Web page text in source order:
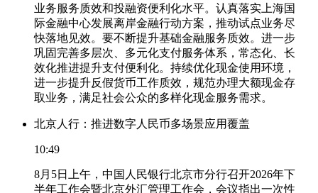
业务服务质效和投融资便利化水平。认真落实上海国
际金融中心发展离岸金融行动方案，推动试点业务尽
快落地见效。要不断提升基础金融服务质效。进一步
巩固完善多层次、多元化支付服务体系，常态化、长
效化推进提升支付便利化。持续优化现金使用环境，
进一步提升反假货币工作质效，规范办理大额现金存
取业务，满足社会公众的多样化现金服务需求。
北京人行：推进数字人民币多场景应用覆盖
10:49
8月5日上午，中国人民银行北京市分行召开2026年下
半年工作会暨北京外汇管理工作会，会议指出一次性